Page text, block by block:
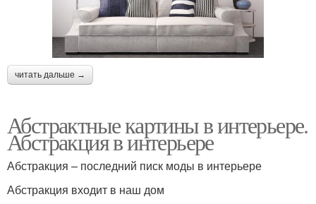
читать дальше →
Абстрактные картины в интерьере.
Абстракция в интерьере
Абстракция – последний писк моды в интерьере
Абстракция входит в наш дом